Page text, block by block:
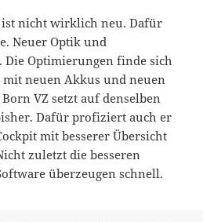
ist nicht wirklich neu. Dafür
Neuer Optik und
Die Optimierungen finde sich
mit neuen Akkus und neuen
VZ setzt auf denselben
Dafür profiziert auch er
mit besserer Übersicht
zuletzt die besseren
überzeugen schnell.